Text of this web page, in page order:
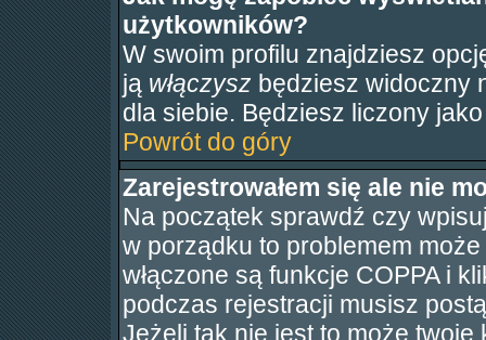
użytkowników?
W swoim profilu znajdziesz
ją włączysz będziesz widoczny
dla siebie. Będziesz liczony
Powrót do góry
Zarejestrowałem się ale nie
Na początek sprawdź czy
w porządku to problemem
włączone są funkcje COPPA i
podczas rejestracji musisz
Jeżeli tak nie jest to może